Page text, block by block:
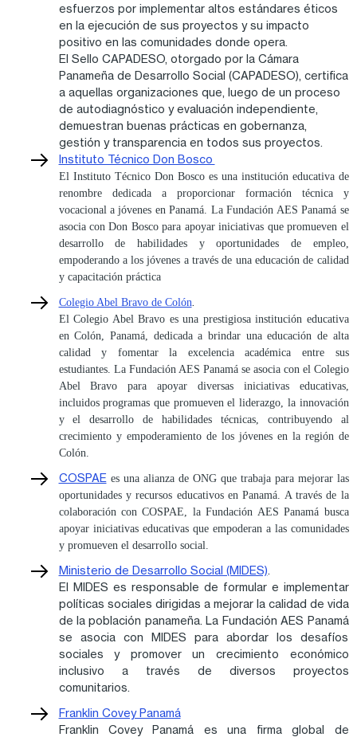
esfuerzos por implementar altos estándares éticos
en la ejecución de sus proyectos y su impacto
positivo en las comunidades donde opera.
El Sello CAPADESO, otorgado por la Cámara
Panameña de Desarrollo Social (CAPADESO), certifica
a aquellas organizaciones que, luego de un proceso
de autodiagnóstico y evaluación independiente,
demuestran buenas prácticas en gobernanza,
gestión y transparencia en todos sus proyectos.
Instituto Técnico Don Bosco
El Instituto Técnico Don Bosco es una institución educativa de
renombre dedicada a proporcionar formación técnica y
vocacional a jóvenes en Panamá. La Fundación AES Panamá se
asocia con Don Bosco para apoyar iniciativas que promueven el
desarrollo de habilidades y oportunidades de empleo,
empoderando a los jóvenes a través de una educación de calidad
y capacitación práctica
Colegio Abel Bravo de Colón
El Colegio Abel Bravo es una prestigiosa institución educativa
en Colón, Panamá, dedicada a brindar una educación de alta
calidad y fomentar la excelencia académica entre sus
estudiantes. La Fundación AES Panamá se asocia con el Colegio
Abel Bravo para apoyar diversas iniciativas educativas,
incluidos programas que promueven el liderazgo, la innovación
y el desarrollo de habilidades técnicas, contribuyendo al
crecimiento y empoderamiento de los jóvenes en la región de
Colón.
COSPAEes una alianza de ONG que trabaja para mejorar las
oportunidades y recursos educativos en Panamá. A través de la
colaboración con COSPAE, la Fundación AES Panamá busca
apoyar iniciativas educativas que empoderan a las comunidades
y promueven el desarrollo social.
Ministerio de Desarrollo Social (MIDES)
El MIDES es responsable de formular e implementar
políticas sociales dirigidas a mejorar la calidad de vida
de la población panameña. La Fundación AES Panamá
se asocia con MIDES para abordar los desafíos
sociales y promover un crecimiento económico
inclusivo a través de diversos proyectos
comunitarios.
Franklin Covey Panamá
Franklin Covey Panamá es una firma global de